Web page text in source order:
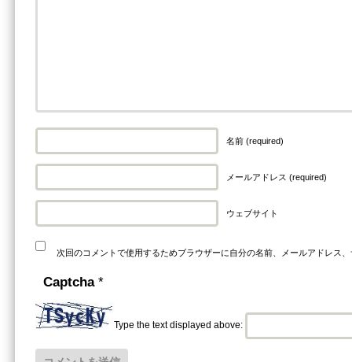
名前 (required)
メールアドレス (required)
ウェブサイト
次回のコメントで使用するためブラウザーに自分の名前、メールアドレス
Captcha *
Type the text displayed above: